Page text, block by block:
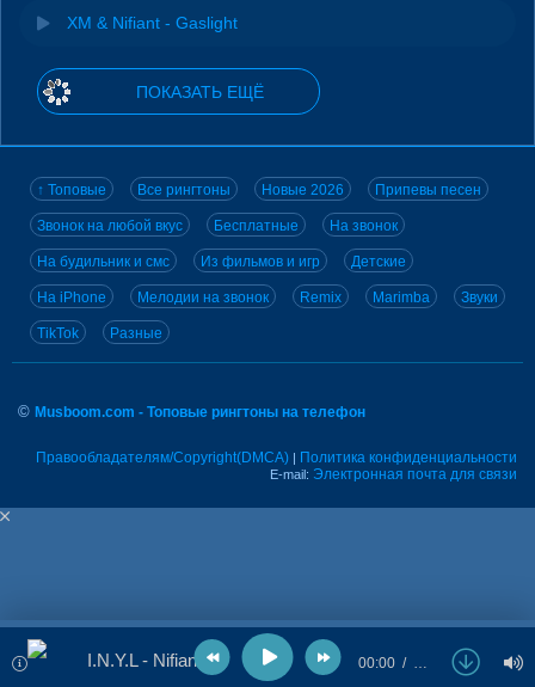
XM & Nifiant - Gaslight
ПОКАЗАТЬ ЕЩЁ
↑ Топовые Все рингтоны Новые 2026 Припевы песен
Звонок на любой вкус Бесплатные На звонок
На будильник и смс Из фильмов и игр Детские
На iPhone Мелодии на звонок Remix Marimba Звуки
TikTok Разные
© Musboom.com - Топовые рингтоны на телефон
Правообладателям/Copyright(DMCA) | Политика конфиденциальности
E-mail: Электронная почта для связи
I.N.Y.L - Nifiant 00:00 …